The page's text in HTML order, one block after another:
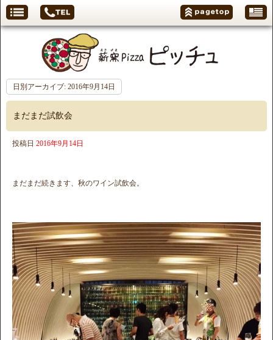
日別アーカイブ: 2016年9月14日
まだまだ試飲会
投稿日 2016年9月14日
まだまだ続きます、秋のワイン試飲会。